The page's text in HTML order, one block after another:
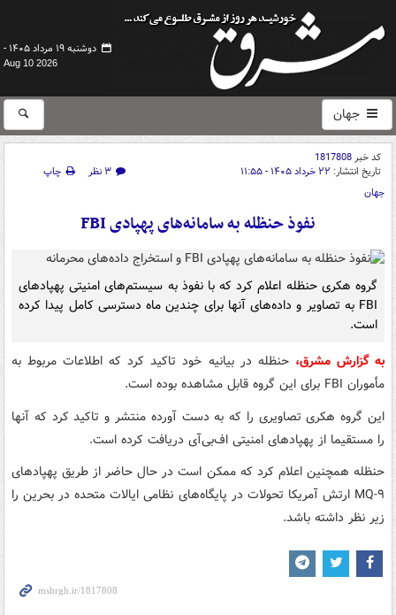
دوشنبه ۱۹ مرداد ۱۴۰۵ -
Aug 10 2026
جهان
کد خبر1817808
تاریخ انتشار: ۲۲ خرداد ۱۴۰۵ - ۱۱:۵۵ ۳ نظر
چاپ
جهان
نفوذ حنظله به سامانه‌های پهپادی FBI
گروه هکری حنظله اعلام کرد که با نفوذ به سیستم‌های امنیتی پهپادهای
FBI به تصاویر و داده‌های آنها برای چندین ماه دسترسی کامل پیدا کرده
است.
به گزارش مشرق،حنظله در بیانیه خود تاکید کرد که اطلاعات مربوط به
مأموران FBI برای این گروه قابل مشاهده بوده است.
این گروه هکری تصاویری را که به دست آورده منتشر و تاکید کرد که آنها
را مستقیما از پهپادهای امنیتی اف‌بی‌آی دریافت کرده است.
حنظله همچنین اعلام کرد که ممکن است در حال حاضر از طریق پهپادهای
MQ-۹ ارتش آمریکا تحولات در پایگاه‌های نظامی ایالات متحده در بحرین را
زیر نظر داشته باشد.